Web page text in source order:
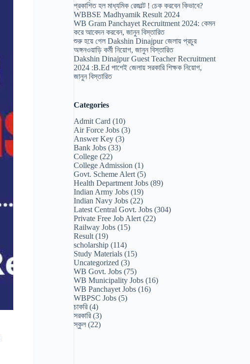
প্রকাশিত হল মাধ্যমিক রেজাল্ট ! চেক করবেন কিভাবে?
WBBSE Madhyamik Result 2024
WB Gram Panchayet Recruitment 2024: কেমন
করে আবেদন করবেন, জানুন বিস্তারিত
শুরু হয়ে গেল Dakshin Dinajpur জেলায় প্রচুর
অঙ্গনওয়াড়ি কর্মী নিয়োগ, জানুন বিস্তারিত
Dakshin Dinajpur Guest Teacher Recruitment
2024 :B.Ed পাশেই জেলায় সরকারি শিক্ষক নিয়োগ,
জানুন বিস্তারিত
Categories
Admit Card (10)
Air Force Jobs (3)
Answer Key (3)
Bank Jobs (33)
College (22)
College Admission (1)
Govt. Scheme Alert (5)
Health Department Jobs (89)
Indian Army Jobs (19)
Indian Navy Jobs (22)
Latest Central Govt. Jobs (304)
Private Free Job Alert (22)
Railway Jobs (15)
Result (19)
scholarship (114)
Study Materials (15)
Uncategorized (3)
WB Govt. Jobs (75)
WB Municipality Jobs (16)
WB Panchayet Jobs (16)
WBPSC Jobs (5)
চাকরি(4)
সরকারি(3)
স্কুল (22)